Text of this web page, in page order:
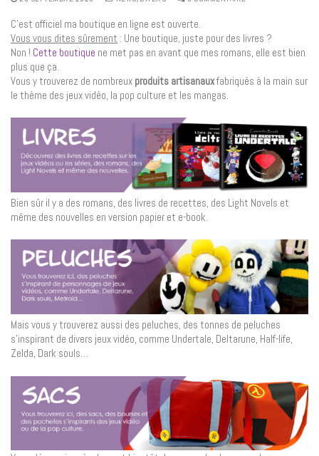
C’est officiel ma boutique en ligne est ouverte.
Vous vous dites sûrement : Une boutique, juste pour des livres ?
Non ! Cette boutique ne met pas en avant que mes romans, elle est bien
plus que ça.
Vous y trouverez de nombreux produits artisanauxfabriqués à la main sur
le thème des jeux vidéo, la pop culture et les mangas.
Bien sûr il y a des romans, des livres de recettes, des Light Novels et
même des nouvelles en version papier et e-book.
Mais vous y trouverez aussi des peluches, des tonnes de peluches
s’inspirant de divers jeux vidéo, comme Undertale, Deltarune, Half-life,
Zelda, Dark souls…